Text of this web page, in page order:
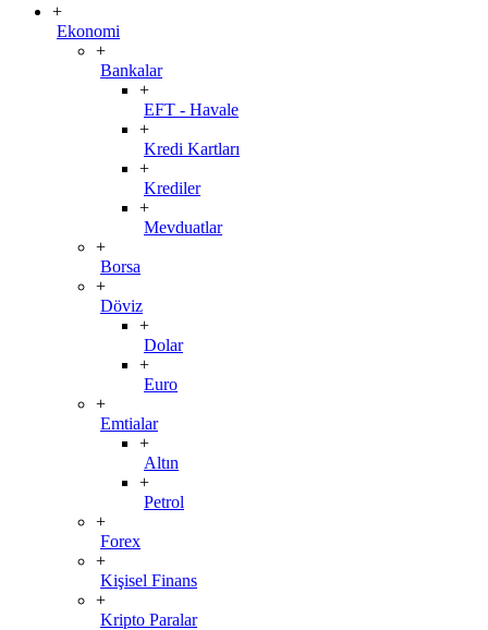
+
Ekonomi
+
Bankalar
+
EFT - Havale
+
Kredi Kartları
+
Krediler
+
Mevduatlar
+
Borsa
+
Döviz
+
Dolar
+
Euro
+
Emtialar
+
Altın
+
Petrol
+
Forex
+
Kişisel Finans
+
Kripto Paralar